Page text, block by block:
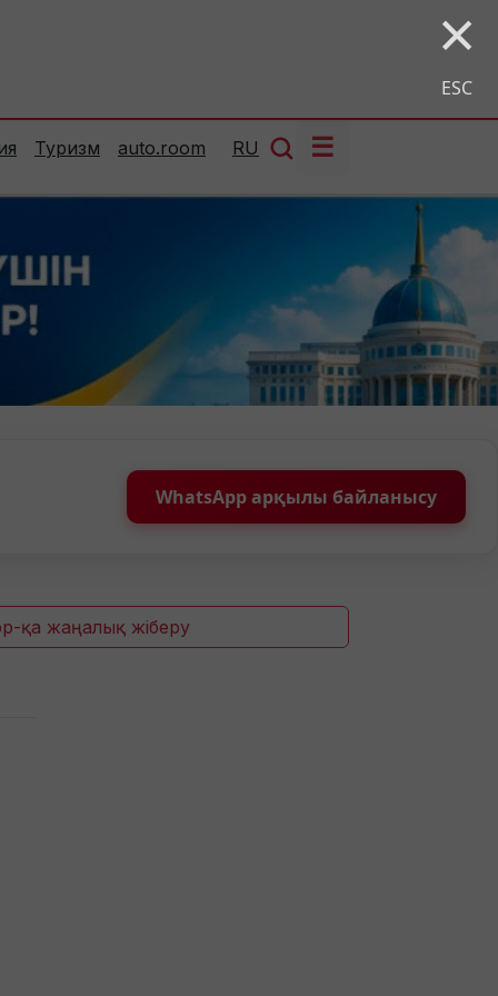
×
ESC
Туризм auto.room RU ☰
WhatsApp арқылы байланысу
қа жаңалық жіберу